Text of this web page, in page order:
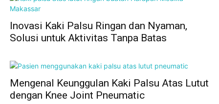
Inovasi Kaki Palsu Ringan dan Nyaman,
Solusi untuk Aktivitas Tanpa Batas
Mengenal Keunggulan Kaki Palsu Atas Lutut
dengan Knee Joint Pneumatic